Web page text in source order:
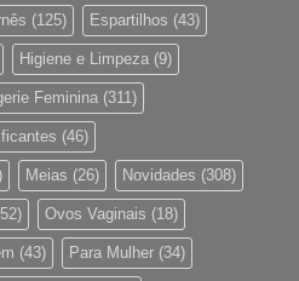
(125) Espartilhos (43)
Higiene e Limpeza (9)
Feminina (311)
(46)
Meias (26) Novidades (308)
Ovos Vaginais (18)
(43) Para Mulher (34)